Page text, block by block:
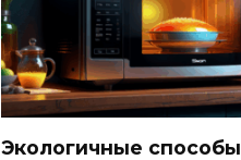
Экологичные способы